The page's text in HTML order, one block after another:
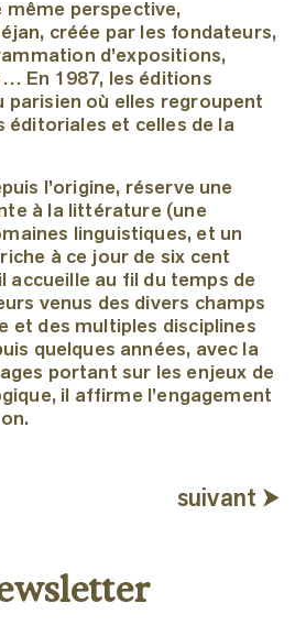
même perspective,
créée par les fondateurs,
d’expositions,
En 1987, les éditions
parisien où elles regroupent
éditoriales et celles de la
l’origine, réserve une
à la littérature (une
linguistiques, et un
à ce jour de six cent
accueille au fil du temps de
venus des divers champs
et des multiples disciplines
quelques années, avec la
portant sur les enjeux de
il affirme l’engagement
suivant ⮞